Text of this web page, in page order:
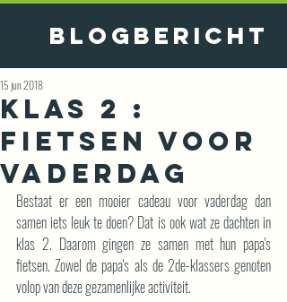
Blogbericht
Klas 2 :
Fietsen voor
vaderdag
15 jun 2018
Bestaat er een mooier cadeau voor vaderdag dan
samen iets leuk te doen? Dat is ook wat ze dachten in
klas 2. Daarom gingen ze samen met hun papa's
fietsen. Zowel de papa's als de 2de-klassers genoten
volop van deze gezamenlijke activiteit.